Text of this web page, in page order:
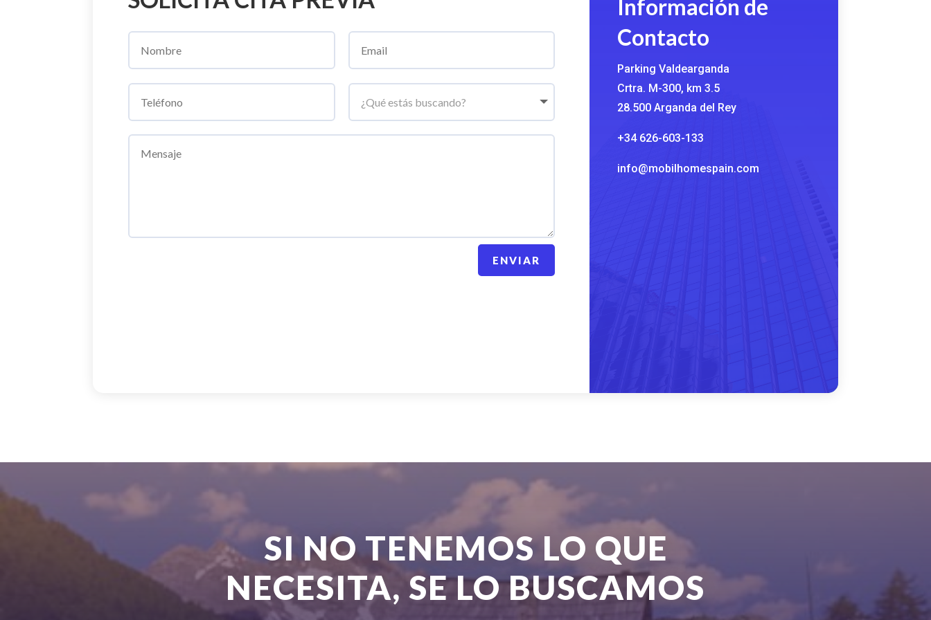
ENVIAR
Información de
Contacto
Parking Valdearganda
Crtra. M-300, km 3.5
28.500 Arganda del Rey
+34 626-603-133
info@mobilhomespain.com
SI NO TENEMOS LO QUE
NECESITA, SE LO BUSCAMOS